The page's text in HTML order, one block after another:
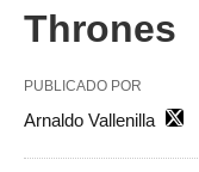
Thrones
PUBLICADO POR
Arnaldo Vallenilla